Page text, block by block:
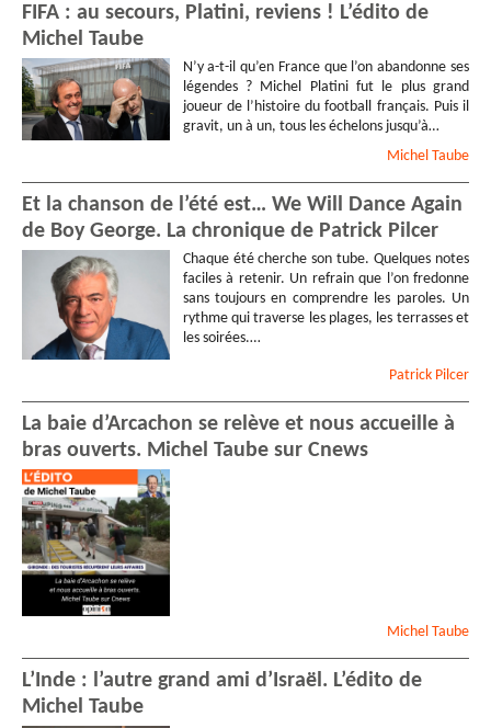
FIFA : au secours, Platini, reviens ! L’édito de
Michel Taube
N’y a-t-il qu’en France que l’on abandonne ses
légendes ? Michel Platini fut le plus grand
joueur de l’histoire du football français. Puis il
gravit, un à un, tous les échelons jusqu’à…
Michel Taube
Et la chanson de l’été est… We Will Dance Again
de Boy George. La chronique de Patrick Pilcer
Chaque été cherche son tube. Quelques notes
faciles à retenir. Un refrain que l’on fredonne
sans toujours en comprendre les paroles. Un
rythme qui traverse les plages, les terrasses et
les soirées.…
Patrick Pilcer
La baie d’Arcachon se relève et nous accueille à
bras ouverts. Michel Taube sur Cnews
Michel Taube
L’Inde : l’autre grand ami d’Israël. L’édito de
Michel Taube